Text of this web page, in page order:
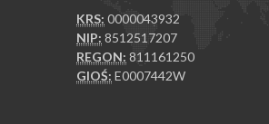
KRS: 0000043932
NIP: 8512517207
REGON: 811161250
GIOŚ: E0007442W